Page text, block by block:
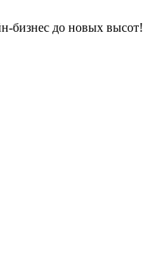
бизнес до новых высот!